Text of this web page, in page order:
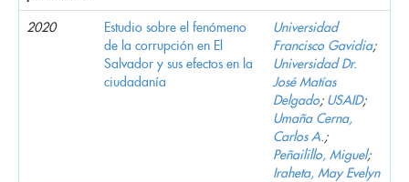
2020
Estudio sobre el fenómeno
de la corrupción en El
Salvador y sus efectos en la
ciudadanía
Universidad
Francisco Gavidia;
Universidad Dr.
José Matías
Delgado; USAID;
Umaña Cerna,
Carlos A.;
Peñailillo, Miguel;
Iraheta, May Evelyn